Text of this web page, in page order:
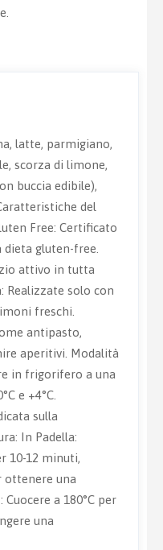
latte, parmigiano,
scorza di limone,
buccia edibile),
del
Free: Certificato
dieta gluten-free.
attivo in tutta
Realizzate solo con
freschi.
antipasto,
aperitivi. Modalità
in frigorifero a una
e +4°C.
sulla
In Padella:
10-12 minuti,
ottenere una
a 180°C per
una